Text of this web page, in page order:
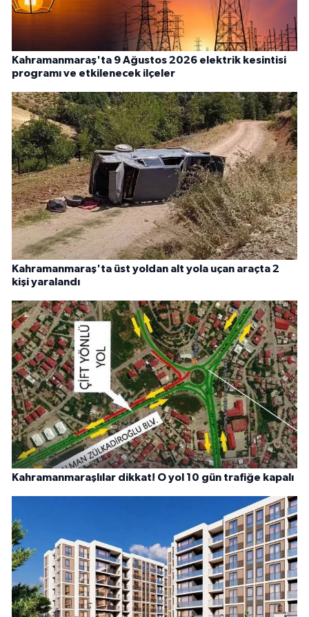
Kahramanmaraş'ta 9 Ağustos 2026 elektrik kesintisi
programı ve etkilenecek ilçeler
Kahramanmaraş'ta üst yoldan alt yola uçan araçta 2
kişi yaralandı
Kahramanmaraşlılar dikkat! O yol 10 gün trafiğe kapalı